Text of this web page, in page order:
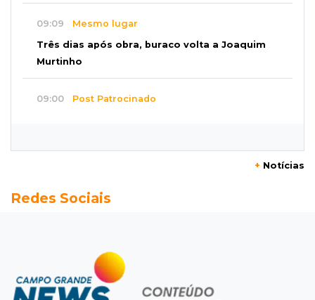
09:09 Mesmo lugar
Três dias após obra, buraco volta a Joaquim
Murtinho
09:00 Post Patrocinado
Bares serão pontos de apoio a mulheres
"Caminhada" matinal
Jiboia “passeia” entre flores de ipê e chama
atenção no Parque dos Poderes
+ Notícias
Redes Sociais